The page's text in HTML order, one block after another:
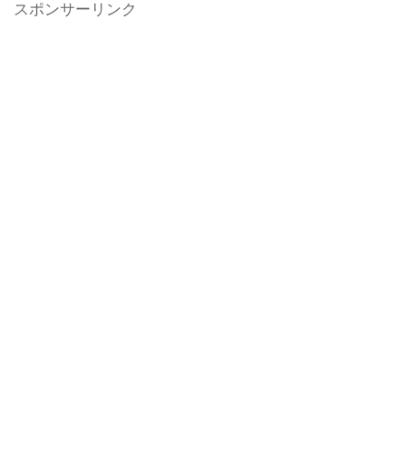
スポンサーリンク